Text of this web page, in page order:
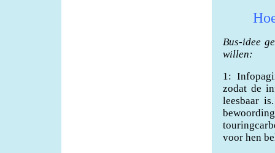
Bus-idee
willen:
1:
zodat de
leesbaar
voor hen